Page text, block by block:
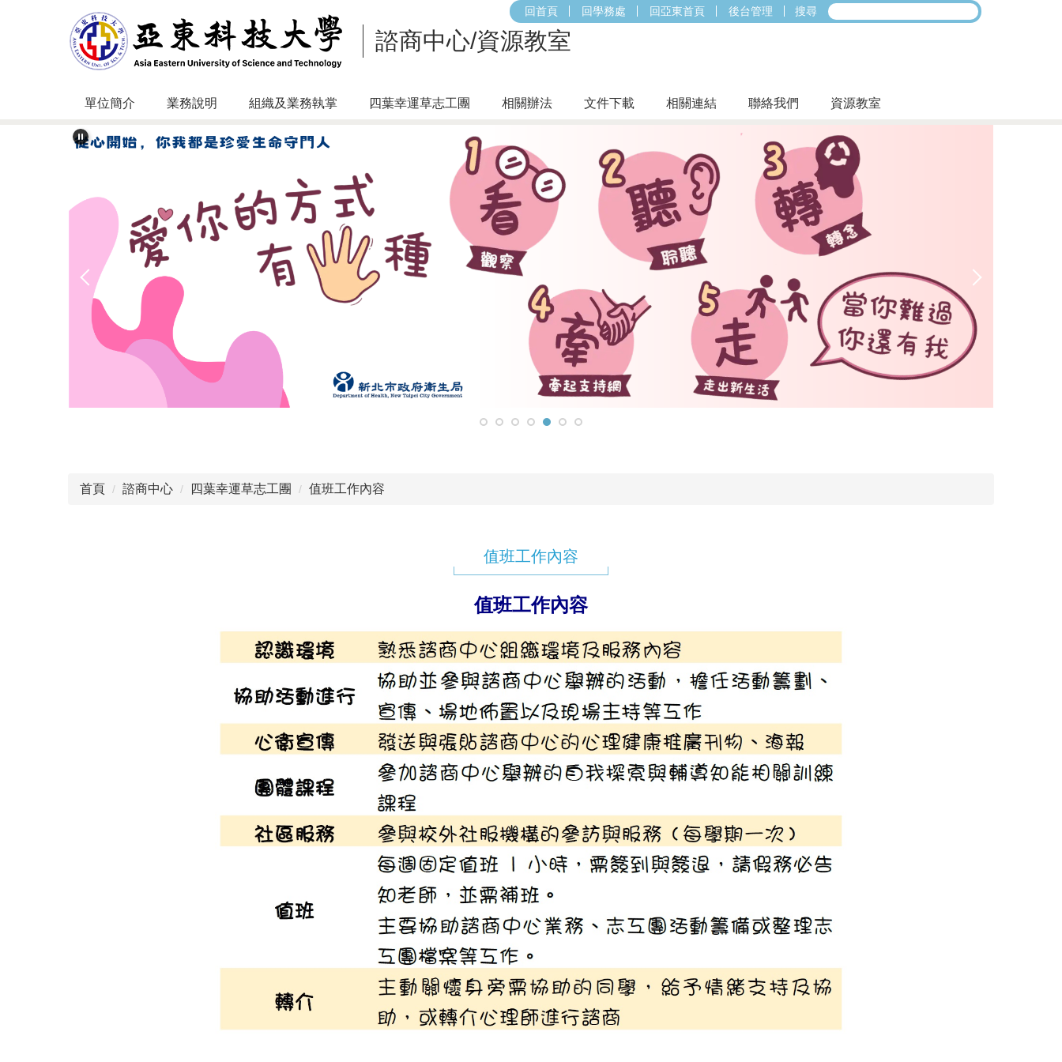
諮商中心/資源教室
回首頁 回學務處 回亞東首頁 後台管理 搜尋
單位簡介 業務說明 組織及業務執掌 四葉幸運草志工團 相關辦法 文件下載 相關連結 聯絡我們 資源教室
首頁 諮商中心 四葉幸運草志工團 值班工作內容
值班工作內容
值班工作內容